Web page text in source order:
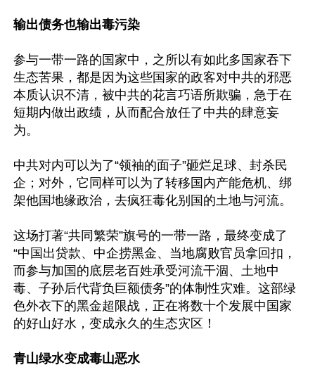
输出债务也输出毒污染
参与一带一路的国家中，之所以有如此多国家吞下
生态苦果，都是因为这些国家的政客对中共的邪恶
本质认识不清，被中共的花言巧语所欺骗，急于在
短期内做出政绩，从而配合放任了中共的肆意妄
为。
中共对内可以为了“领袖的面子”砸烂足球、封杀民
企；对外，它同样可以为了转移国内产能危机、绑
架他国地缘政治，去疯狂毒化别国的土地与河流。
这场打著“共同繁荣”旗号的一带一路，最终变成了
“中国出贷款、中企捞黑金、当地腐败官员拿回扣，
而参与加国的底层老百姓承受河流干涸、土地中
毒、子孙后代背负巨额债务”的体制性灾难。这部绿
色外衣下的黑金超限战，正在将数十个发展中国家
的好山好水，变成永久的生态灾区！
青山绿水变成毒山恶水